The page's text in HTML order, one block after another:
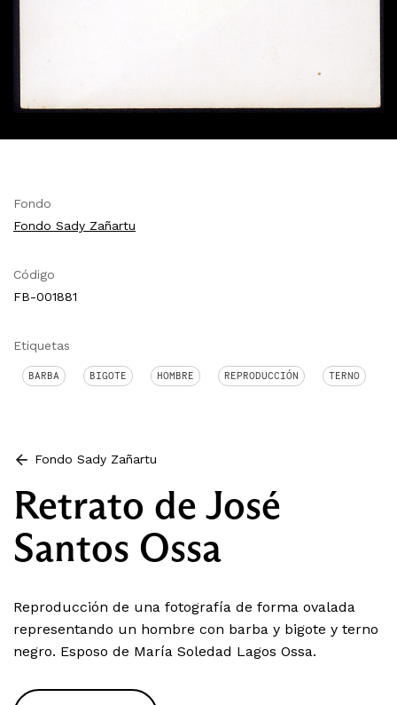
Fondo
Fondo Sady Zañartu
Código
FB-001881
Etiquetas
BARBA BIGOTE HOMBRE REPRODUCCIÓN TERNO
Fondo Sady Zañartu
Retrato de José
Santos Ossa
Reproducción de una fotografía de forma ovalada
representando un hombre con barba y bigote y terno
negro. Esposo de María Soledad Lagos Ossa.